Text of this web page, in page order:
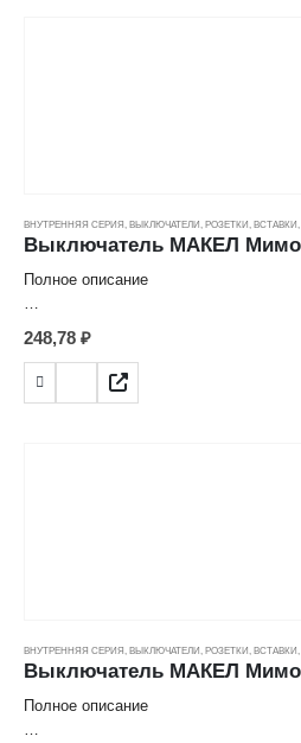
ВНУТРЕННЯЯ СЕРИЯ, ВЫКЛЮЧАТЕЛИ, РОЗЕТКИ, ВСТАВКИ,
Полное описание
Характеристика товара:
Выключатель 1 кл. с подсветкой
Страна: Турция
Производитель: Makel
248,78 ₽
ВНУТРЕННЯЯ СЕРИЯ, ВЫКЛЮЧАТЕЛИ, РОЗЕТКИ, ВСТАВКИ,
Полное описание